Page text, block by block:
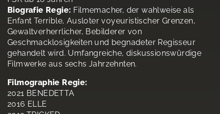
Biografie Regie: Filmemacher, der wahlweise als
Enfant Terrible, Ausloter voyeuristischer Grenzen,
Gewaltverherrlicher, Bebilderer von
Geschmacklosigkeiten und begnadeter Regisseur
gehandelt wird. Umfangreiche, diskussionswürdige
Filmwerke aus sechs Jahrzehnten.
Filmographie Regie:
2021 BENEDETTA
2016 ELLE